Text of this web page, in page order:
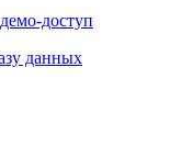
демо-доступ
данных